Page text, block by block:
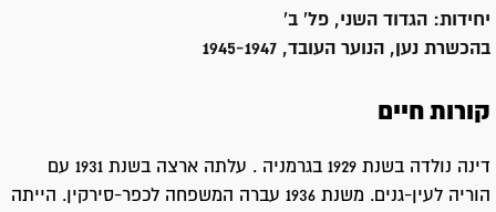
יחידות: הגדוד השני, פל' ב'
בהכשרת נען, הנוער העובד, 1945-1947
קורות חיים
דינה נולדה בשנת 1929 בגרמניה . עלתה ארצה בשנת 1931 עם
הוריה לעין-גנים. משנת 1936 עברה המשפחה לכפר-סירקין. הייתה